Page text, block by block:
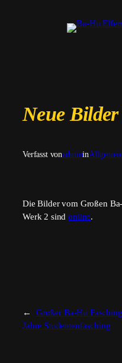
Neue
Verfasst vonadminin
Die Bilder vom Großen
Werk 2 sindonline.
←
Großer Ba-Hu
Jahre Studentenfasching